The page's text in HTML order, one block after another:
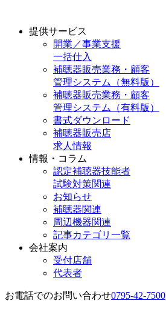
提供サービス
開業／事業支援
一括仕入
補聴器販売業務・顧客
管理システム（無料版）
補聴器販売業務・顧客
管理システム（有料版）
書式ダウンロード
補聴器販売店
求人情報
情報・コラム
認定補聴器技能者
試験対策関連
お知らせ
補聴器関連
周辺機器関連
記事カテゴリ一覧
会社案内
受付店舗
代表者
お電話でのお問い合わせ0795-42-7500